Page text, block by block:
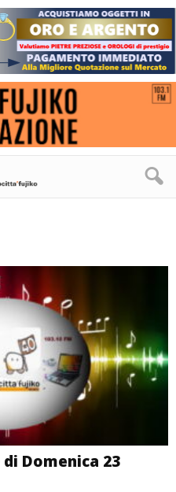
Domenica 23